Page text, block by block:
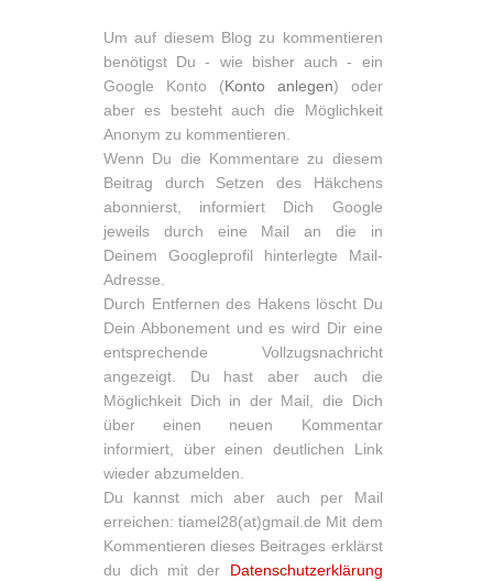
Um auf diesem Blog zu kommentieren
benötigst Du - wie bisher auch - ein
Google Konto (Konto anlegen) oder
aber es besteht auch die Möglichkeit
Anonym zu kommentieren.
Wenn Du die Kommentare zu diesem
Beitrag durch Setzen des Häkchens
abonnierst, informiert Dich Google
jeweils durch eine Mail an die in
Deinem Googleprofil hinterlegte Mail-
Adresse.
Durch Entfernen des Hakens löscht Du
Dein Abbonement und es wird Dir eine
entsprechende Vollzugsnachricht
angezeigt. Du hast aber auch die
Möglichkeit Dich in der Mail, die Dich
über einen neuen Kommentar
informiert, über einen deutlichen Link
wieder abzumelden.
Du kannst mich aber auch per Mail
erreichen: tiamel28(at)gmail.de Mit dem
Kommentieren dieses Beitrages erklärst
du dich mit der Datenschutzerklärung